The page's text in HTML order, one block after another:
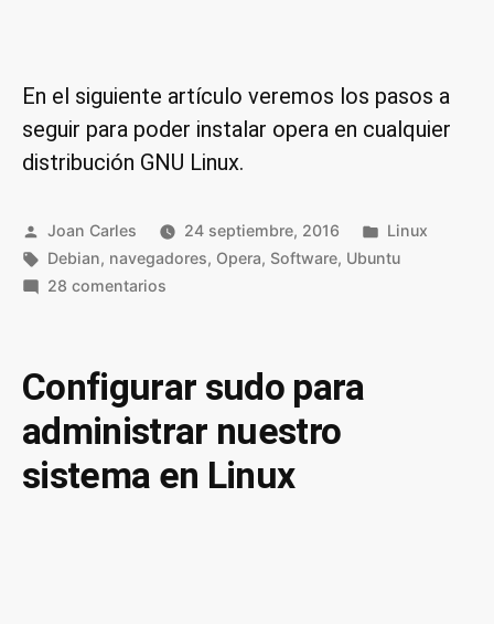
En el siguiente artículo veremos los pasos a
seguir para poder instalar opera en cualquier
distribución GNU Linux.
Publicado
por
Joan Carles 24 septiembre, 2016
Publicado
en
Linux
Etiquetas:
Debian, navegadores, Opera, Software, Ubuntu
28 comentarios
Debian,
Ubuntu
y
en
Configurar sudo para
administrar nuestro
sistema en Linux